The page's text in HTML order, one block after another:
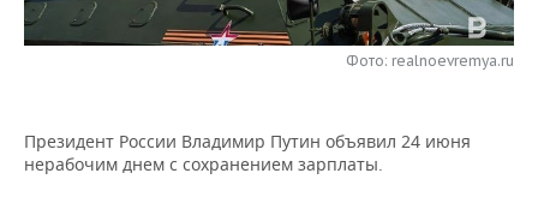
НЕФТЕХИМИЯ
ЭНЕРГЕТИКА
РОЗНИЧНАЯ ТОРГОВЛЯ
УСЛУГИ
НОВОСТИ ТЕХНОЛОГИЙ
МЕДИА
МЕРОПРИЯТИЯ
ВЫЕЗДНАЯ РЕДАКЦИЯ
НОВОСТИ СПОРТА
ОБЩЕСТВО
Фото: realnoevremya.ru
Президент России Владимир Путин объявил 24 июня
нерабочим днем с сохранением зарплаты.